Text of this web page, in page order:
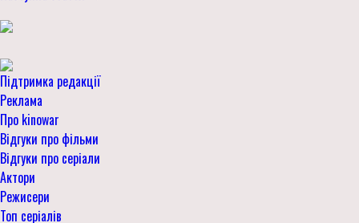
Підтримка редакції
Реклама
Про kinowar
Відгуки про фільми
Відгуки про серіали
Актори
Режисери
Топ серіалів